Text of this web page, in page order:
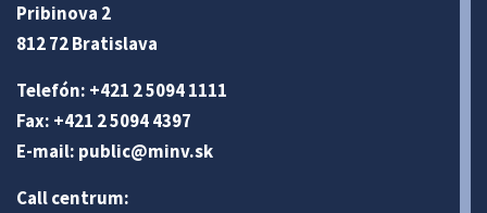
Pribinova 2
812 72 Bratislava
Telefón: +421 2 5094 1111
Fax: +421 2 5094 4397
E-mail: public@minv.sk
Call centrum: